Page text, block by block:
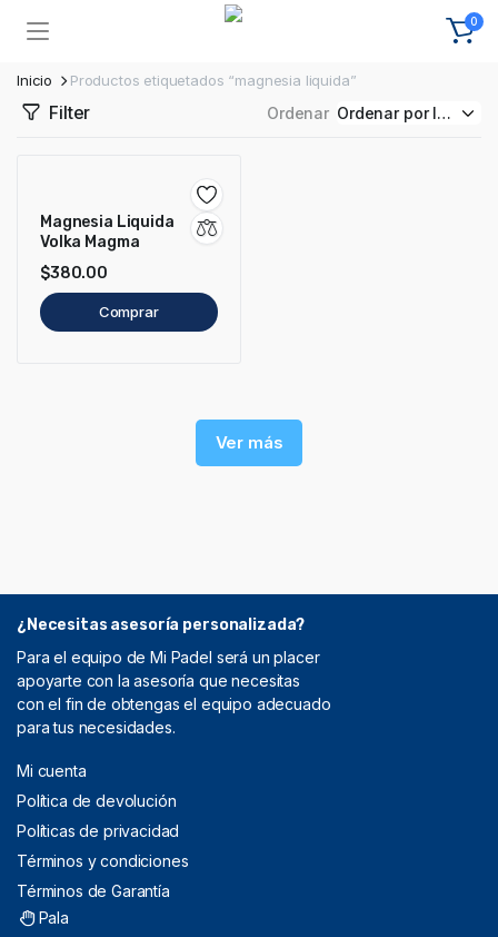
0
Inicio Productos etiquetados “magnesia liquida”
Filter Ordenar
Magnesia Liquida
Volka Magma
$380.00
Comprar
Ver más
¿Necesitas asesoría personalizada?
Para el equipo de Mi Padel será un placer
apoyarte con la asesoría que necesitas
con el fin de obtengas el equipo adecuado
para tus necesidades.
Mi cuenta
Política de devolución
Políticas de privacidad
Términos y condiciones
Términos de Garantía
Pala